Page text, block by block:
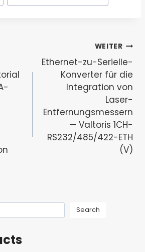
WEITER
Ethernet-zu-Serielle-
Konverter für die
Integration von
Laser-
Entfernungsmessern
— Valtoris 1CH-
RS232/485/422-ETH
(V)
Search